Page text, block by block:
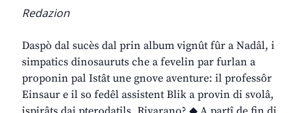
Redazion
Daspò dal sucès dal prin album vignût fûr a Nadâl, i
simpatics dinosauruts che a fevelin par furlan a
proponin pal Istât une gnove aventure: il professôr
Einsaur e il so fedêl assistent Blik a provin di svolâ,